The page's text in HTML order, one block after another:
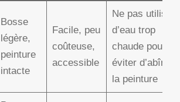
Bosse
légère,
peinture
intacte
Facile, peu
coûteuse,
accessible
Ne pas utiliser
d’eau trop
chaude pour
éviter d’abîmer
la peinture